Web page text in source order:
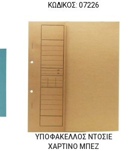
ΚΩΔΙΚΟΣ: 07226
ΥΠΟΦΑΚΕΛΛΟΣ ΝΤΟΣΙΕ
ΧΑΡΤΙΝΟ ΜΠΕΖ